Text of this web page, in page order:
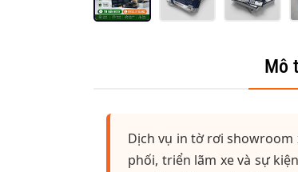
Mô
Dịch vụ in tờ rơi showroom
phối, triển lãm xe và sự